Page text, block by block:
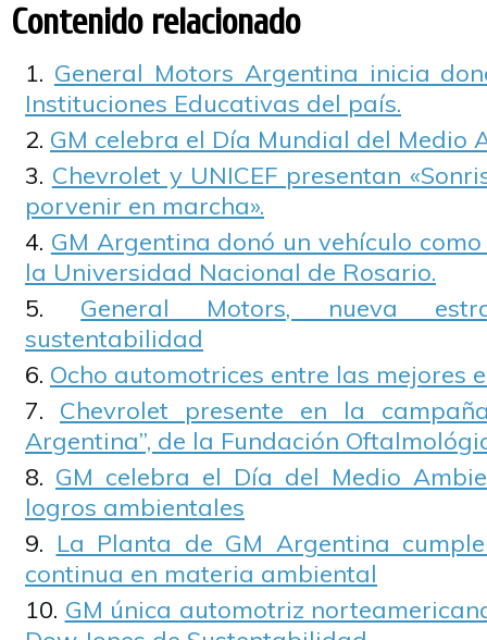
Contenido relacionado
General Motors Argentina inicia
Instituciones Educativas del país.
GM celebra el Día Mundial del Medio
Chevrolet y UNICEF presentan
porvenir en marcha».
GM Argentina donó un vehículo
la Universidad Nacional de Rosario.
General Motors, nueva
sustentabilidad
Ocho automotrices entre las mejores
Chevrolet presente en la
Argentina”, de la Fundación
GM celebra el Día del Medio
logros ambientales
La Planta de GM Argentina
continua en materia ambiental
GM única automotriz